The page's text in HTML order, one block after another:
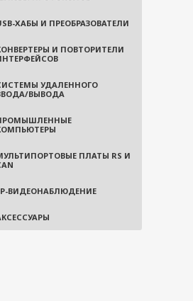
ХАБЫ И ПРЕОБРАЗОВАТЕЛИ
И ПОВТОРИТЕЛИ
УДАЛЕННОГО
ВЫВОДА
ПЛАТЫ RS И
ВИДЕОНАБЛЮДЕНИЕ